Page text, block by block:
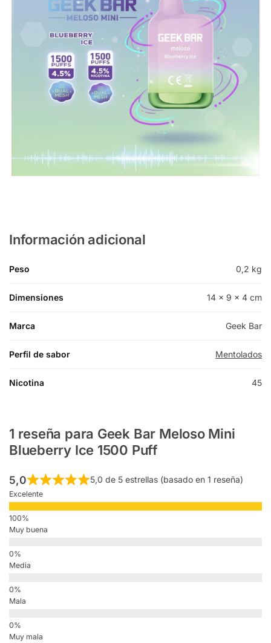
Información adicional
Peso 0,2 kg
Dimensiones 14 × 9 × 4 cm
Marca Geek Bar
Perfil de sabor Mentolados
Nicotina 45
1 reseña para Geek Bar Meloso Mini
Blueberry Ice 1500 Puff
5,0 5,0 de 5 estrellas (basado en 1 reseña)
Excelente
Muy buena
Media
Mala
Muy mala